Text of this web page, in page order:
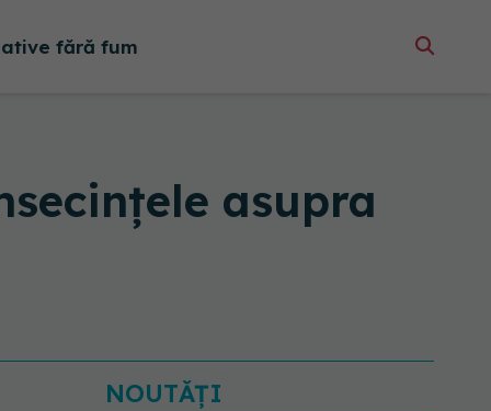
fără fum
asupra
NOUTĂȚI